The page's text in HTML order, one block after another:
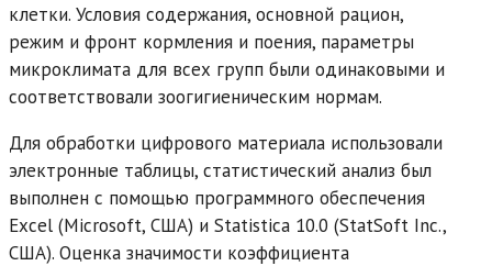
клетки. Условия содержания, основной рацион,
режим и фронт кормления и поения, параметры
микроклимата для всех групп были одинаковыми и
соответствовали зоогигиеническим нормам.
Для обработки цифрового материала использовали
электронные таблицы, статистический анализ был
выполнен с помощью программного обеспечения
Excel (Microsoft, США) и Statistica 10.0 (StatSoft Inc.,
США). Оценка значимости коэффициента